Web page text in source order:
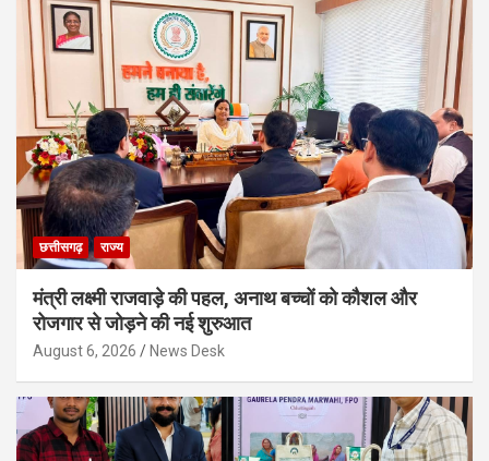
छत्तीसगढ़ राज्य
मंत्री लक्ष्मी राजवाड़े की पहल, अनाथ बच्चों को कौशल और
रोजगार से जोड़ने की नई शुरुआत
August 6, 2026 News Desk